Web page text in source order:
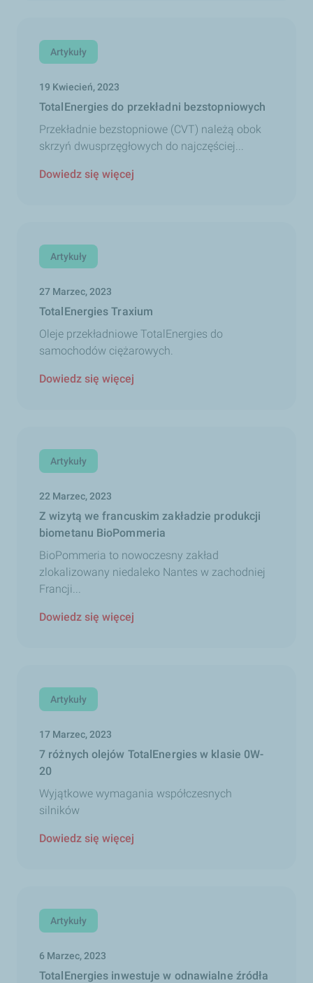
Artykuły
19 Kwiecień, 2023
TotalEnergies do przekładni bezstopniowych
Przekładnie bezstopniowe (CVT) należą obok
skrzyń dwusprzęgłowych do najczęściej...
Dowiedz się więcej
Artykuły
27 Marzec, 2023
TotalEnergies Traxium
Oleje przekładniowe TotalEnergies do
samochodów ciężarowych.
Dowiedz się więcej
Artykuły
22 Marzec, 2023
Z wizytą we francuskim zakładzie produkcji
biometanu BioPommeria
BioPommeria to nowoczesny zakład
zlokalizowany niedaleko Nantes w zachodniej
Francji...
Dowiedz się więcej
Artykuły
17 Marzec, 2023
7 różnych olejów TotalEnergies w klasie 0W-
20
Wyjątkowe wymagania współczesnych
silników
Dowiedz się więcej
Artykuły
6 Marzec, 2023
TotalEnergies inwestuje w odnawialne źródła